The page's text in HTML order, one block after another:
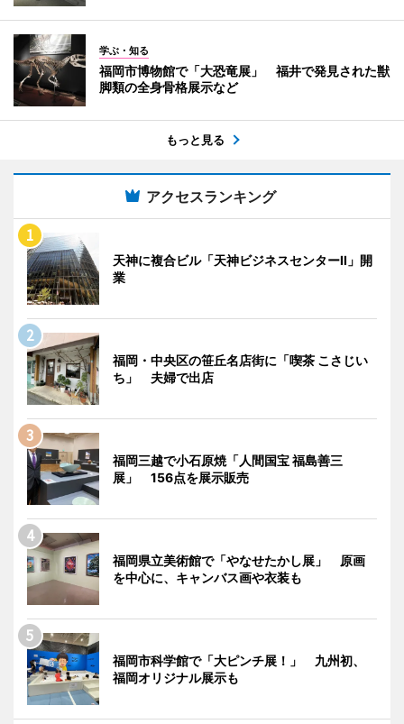
学ぶ・知る
福岡市博物館で「大恐竜展」 福井で発見された獣
脚類の全身骨格展示など
もっと見る
アクセスランキング
天神に複合ビル「天神ビジネスセンターII」開
業
福岡・中央区の笹丘名店街に「喫茶 こさじい
ち」 夫婦で出店
福岡三越で小石原焼「人間国宝 福島善三
展」 156点を展示販売
福岡県立美術館で「やなせたかし展」 原画
を中心に、キャンバス画や衣装も
福岡市科学館で「大ピンチ展！」 九州初、
福岡オリジナル展示も